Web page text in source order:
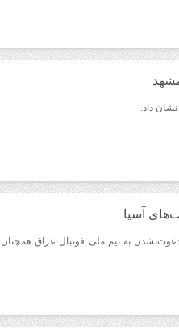
داد.
آسیا
به تیم ملی فوتبال عراق همچنان